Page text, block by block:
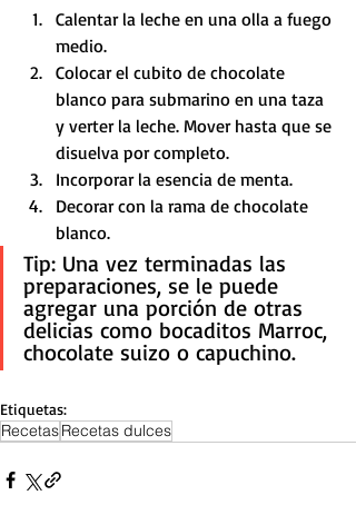
Calentar la leche en una olla a fuego
medio.
Colocar el cubito de chocolate
blanco para submarino en una taza
y verter la leche. Mover hasta que se
disuelva por completo.
Incorporar la esencia de menta.
Decorar con la rama de chocolate
blanco.
Tip: Una vez terminadas las
preparaciones, se le puede
agregar una porción de otras
delicias como bocaditos Marroc,
chocolate suizo o capuchino.
Etiquetas:
RecetasRecetas dulces